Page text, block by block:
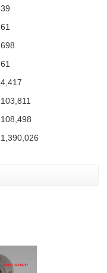
39
61
698
61
4,417
103,811
108,498
1,390,026